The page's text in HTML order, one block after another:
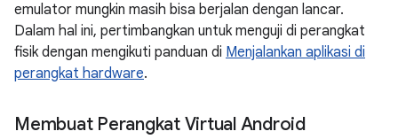
emulator mungkin masih bisa berjalan dengan lancar.
Dalam hal ini, pertimbangkan untuk menguji di perangkat
fisik dengan mengikuti panduan di Menjalankan aplikasi di
perangkat hardware.
Membuat Perangkat Virtual Android